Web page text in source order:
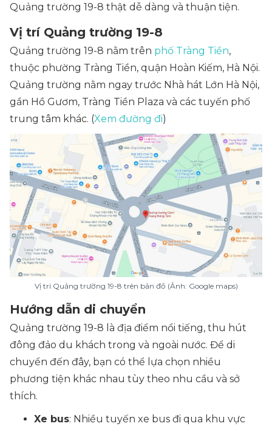
Quảng trường 19-8 thật dễ dàng và thuận tiện.
Vị trí Quảng trường 19-8
Quảng trường 19-8 nằm trên phố Tràng Tiền,
thuộc phường Tràng Tiền, quận Hoàn Kiếm, Hà Nội.
Quảng trường nằm ngay trước Nhà hát Lớn Hà Nội,
gần Hồ Gươm, Tràng Tiền Plaza và các tuyến phố
trung tâm khác. (Xem đường đi)
Vị trí Quảng trường 19-8 trên bản đồ (Ảnh: Google maps)
Hướng dẫn di chuyển
Quảng trường 19-8 là địa điểm nổi tiếng, thu hút
đông đảo du khách trong và ngoài nước. Để di
chuyển đến đây, bạn có thể lựa chọn nhiều
phương tiện khác nhau tùy theo nhu cầu và sở
thích.
Xe bus: Nhiều tuyến xe bus đi qua khu vực